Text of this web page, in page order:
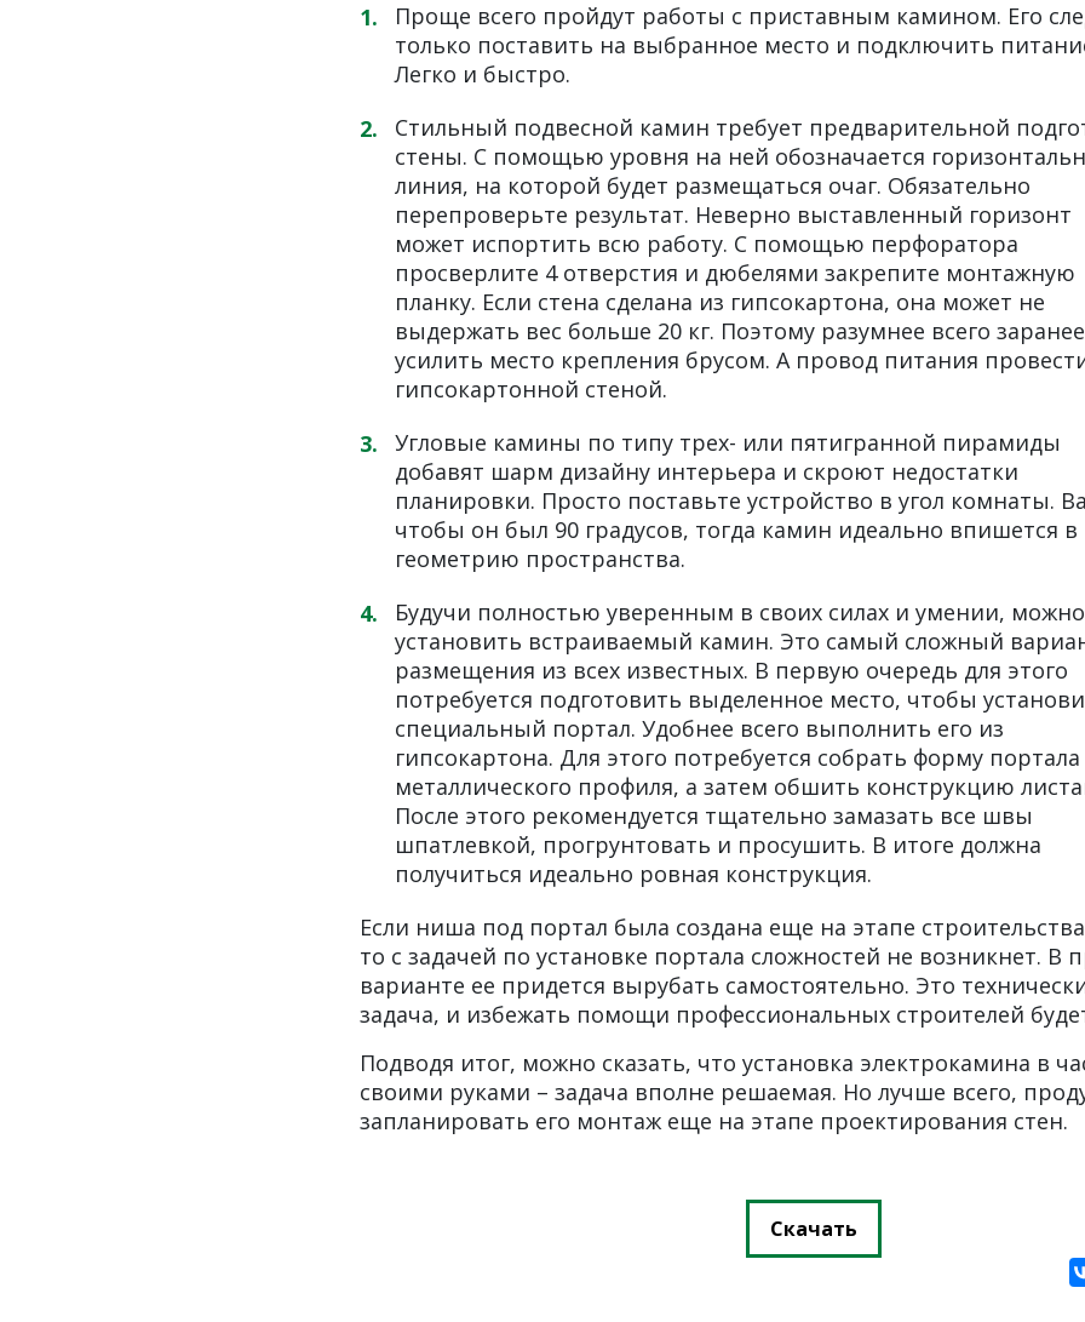
Проще всего пройдут работы с приставным камином. Его
только поставить на выбранное место и подключить
Легко и быстро.
Стильный подвесной камин требует предварительной
стены. С помощью уровня на ней обозначается
линия, на которой будет размещаться очаг. Обязательно
перепроверьте результат. Неверно выставленный горизонт
может испортить всю работу. С помощью перфоратора
просверлите 4 отверстия и дюбелями закрепите монтажную
планку. Если стена сделана из гипсокартона, она может не
выдержать вес больше 20 кг. Поэтому разумнее всего заранее
усилить место крепления брусом. А провод питания
гипсокартонной стеной.
Угловые камины по типу трех- или пятигранной пирамиды
добавят шарм дизайну интерьера и скроют недостатки
планировки. Просто поставьте устройство в угол комнаты.
чтобы он был 90 градусов, тогда камин идеально впишется в
геометрию пространства.
Будучи полностью уверенным в своих силах и умении, можно
установить встраиваемый камин. Это самый сложный
размещения из всех известных. В первую очередь для этого
потребуется подготовить выделенное место, чтобы
специальный портал. Удобнее всего выполнить его из
гипсокартона. Для этого потребуется собрать форму портала
металлического профиля, а затем обшить конструкцию
После этого рекомендуется тщательно замазать все швы
шпатлевкой, прогрунтовать и просушить. В итоге должна
получиться идеально ровная конструкция.
Если ниша под портал была создана еще на этапе
то с задачей по установке портала сложностей не возникнет. В
варианте ее придется вырубать самостоятельно. Это
задача, и избежать помощи профессиональных строителей
Подводя итог, можно сказать, что установка электрокамина в
своими руками – задача вполне решаемая. Но лучше всего,
запланировать его монтаж еще на этапе проектирования стен.
Скачать